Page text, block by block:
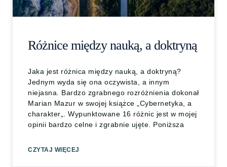
Różnice między nauką, a doktryną
Jaka jest różnica między nauką, a doktryną?
Jednym wyda się ona oczywista, a innym
niejasna. Bardzo zgrabnego rozróżnienia dokonał
Marian Mazur w swojej książce „Cybernetyka, a
charakter„. Wypunktowane 16 różnic jest w mojej
opinii bardzo celne i zgrabnie ujęte. Poniższa
CZYTAJ WIĘCEJ